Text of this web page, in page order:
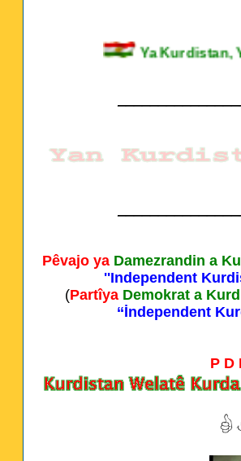
Ya
Pêvajo ya Damezrandin a
''Independent
(Partîya Demokrat a
‘‘İndependent
P D